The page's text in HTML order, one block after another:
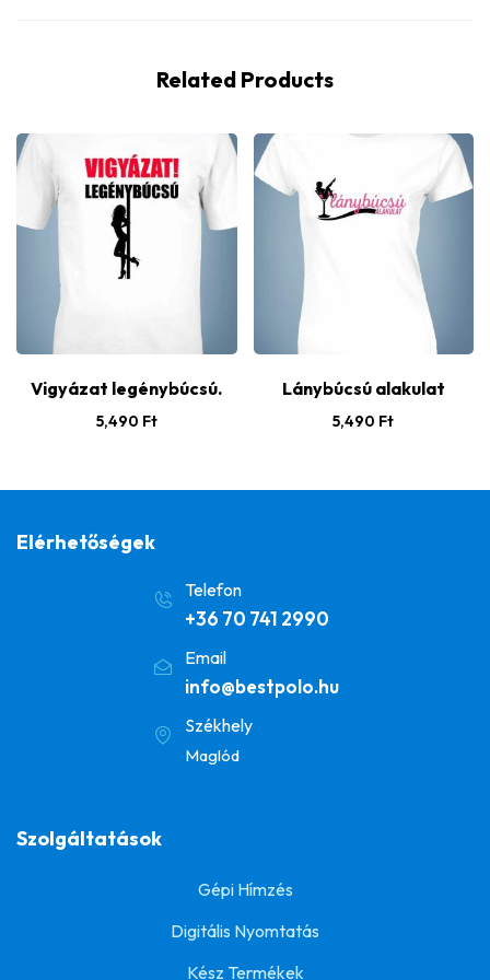
Related Products
Vigyázat legénybúcsú.
5,490 Ft
Lánybúcsú alakulat
5,490 Ft
Elérhetőségek
Telefon
+36 70 741 2990
Email
info@bestpolo.hu
Székhely
Maglód
Szolgáltatások
Gépi Hímzés
Digitális Nyomtatás
Kész Termékek